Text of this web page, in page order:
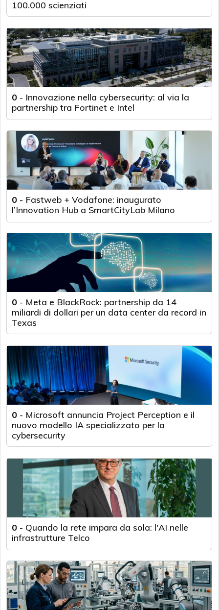
100.000 scienziati
0 - Innovazione nella cybersecurity: al via la
partnership tra Fortinet e Intel
0 - Fastweb + Vodafone: inaugurato
l’Innovation Hub a SmartCityLab Milano
0 - Meta e BlackRock: partnership da 14
miliardi di dollari per un data center da record in
Texas
0 - Microsoft annuncia Project Perception e il
nuovo modello IA specializzato per la
cybersecurity
0 - Quando la rete impara da sola: l'AI nelle
infrastrutture Telco